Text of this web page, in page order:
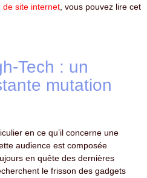
de site internet, vous pouvez lire cet
Tech : un
mutation
en ce qu’il concerne une
audience est composée
en quête des dernières
le frisson des gadgets